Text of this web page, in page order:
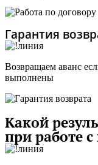
Гарантия
Возвращаем аванс
выполнены
Какой
при работе